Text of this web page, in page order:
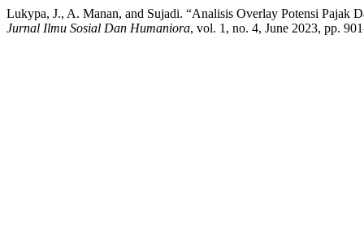
Lukypa, J., A. Manan, and Sujadi. “Analisis Overlay Potensi Pajak
Jurnal Ilmu Sosial Dan Humaniora, vol. 1, no. 4, June 2023, pp.